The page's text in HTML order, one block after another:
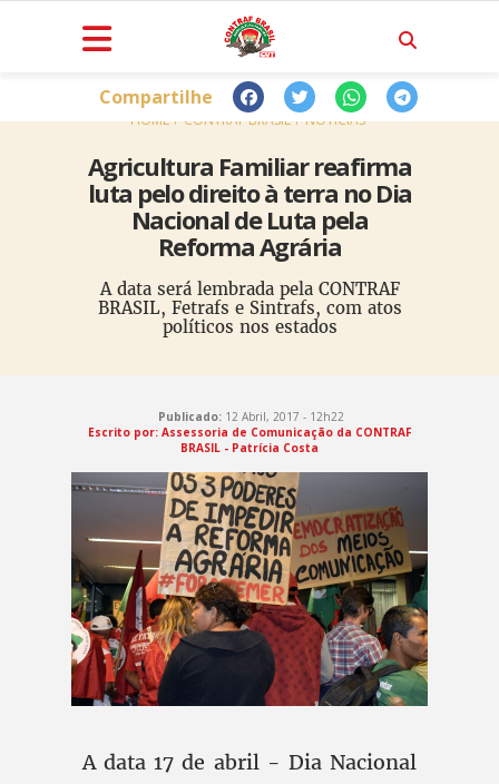
HOME CONTRAF BRASIL NOTÍCIAS
Agricultura Familiar reafirma
luta pelo direito à terra no Dia
Nacional de Luta pela
Reforma Agrária
A data será lembrada pela CONTRAF
BRASIL, Fetrafs e Sintrafs, com atos
políticos nos estados
Compartilhe
Publicado: 12 Abril, 2017 - 12h22
Escrito por: Assessoria de Comunicação da CONTRAF
BRASIL - Patrícia Costa
A data 17 de abril - Dia Nacional